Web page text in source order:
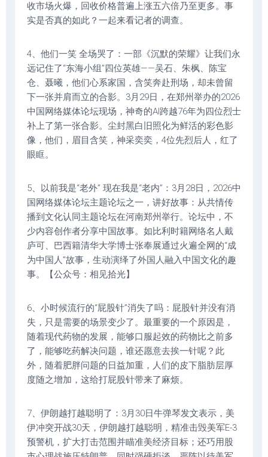
收市场火爆，回收价格普遍上涨五六倍乃至更多。事
实是否真的如此？一起来看记者的调查。
4、他们一笑 全场哭了：一部《沉默的荣耀》让我们永
远记住了“东海小组”四位英雄——吴石、朱枫、陈宝
仓、聂曦，他们心系家国，含笑奔赴刑场，却未曾留
下一张并肩而立的合影。3月29日，在郑州举办的2026
中国网络媒体论坛现场，神奇的AI跨越76年为四位烈士
补上了第一张合影。尘封黑白旧照化为鲜活的彩色影
像，他们，眉目含笑，神采奕奕，4位先烈后人，红了
眼眶。
5、以前我是“老外” 现在我是“老内”：3月28日，2026中
国网络媒体论坛主题论坛之一，讲好故事：从共情传
播到文化认同主题论坛在河南郑州举行。论坛中，不
少内容创作者分享中国故事。如比利时籍网络名人戴
庐可、巴西籍清华大学博士张奉展通过火遍全网的“成
为中国人”故事，生动演绎了外国人融入中国文化的趣
事。【公众号：相见拾光】
6、小时候流行的“屁股针”消失了吗：屁股针并没有消
失，只是需要的场景变少了。最重要的一个原因是，
随着现代药物的发展，能够口服起效的药物比之前多
了，能够吃药解决问题，谁还愿意去挨一针呢？此
外，随着肥胖问题的日益加重，人们的皮下脂肪层厚
度随之增加，这给打屁股针带来了麻烦。
7、伊朗越打越聪明了：3月30日牛弹琴发文表示，美
伊冲突开战30天，伊朗越打越聪明，精准击毁美军E-3
预警机，扩大打击范围并瞄准美经济目标；还巧用股